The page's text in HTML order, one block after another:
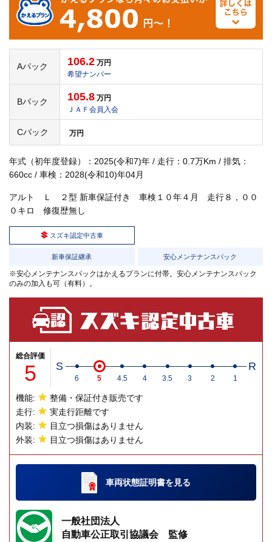
Aパック 106.2 万円
希望ナンバー
Bパック 105.8 万円
ＪＡＦ会員入会
Cパック 万円
年式（初年度登録）：2025(令和7)年 / 走行：0.7万Km / 排気：
660cc / 車検：2028(令和10)年04月
アルト Ｌ ２型 新車保証付き 車検１０年４月 走行８，００
０キロ 修復歴無し
スズキ認定中古車
新車保証継承 安心メンテナンスパック
※安心メンテナンスパックはかえるプランに付帯。安心メンテナンスパック
のみの加入も可（有料）。
総合評価
5 S R
6 5 4.5 4 3.5 3 2 1
機能:
整備・保証付き販売です
走行:
実走行距離です
内装:
目立つ損傷はありません
外装:
目立つ損傷はありません
車両状態証明書を見る
一般社団法人
自動車公正取引協議会 監修